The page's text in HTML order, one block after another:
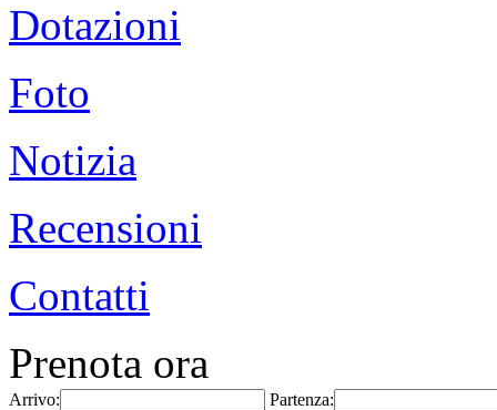
Dotazioni
Foto
Notizia
Recensioni
Contatti
Prenota ora
Arrivo: Partenza: